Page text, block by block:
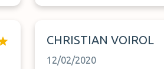
vivement cette
CHRISTIAN VOIROL
12/02/2020